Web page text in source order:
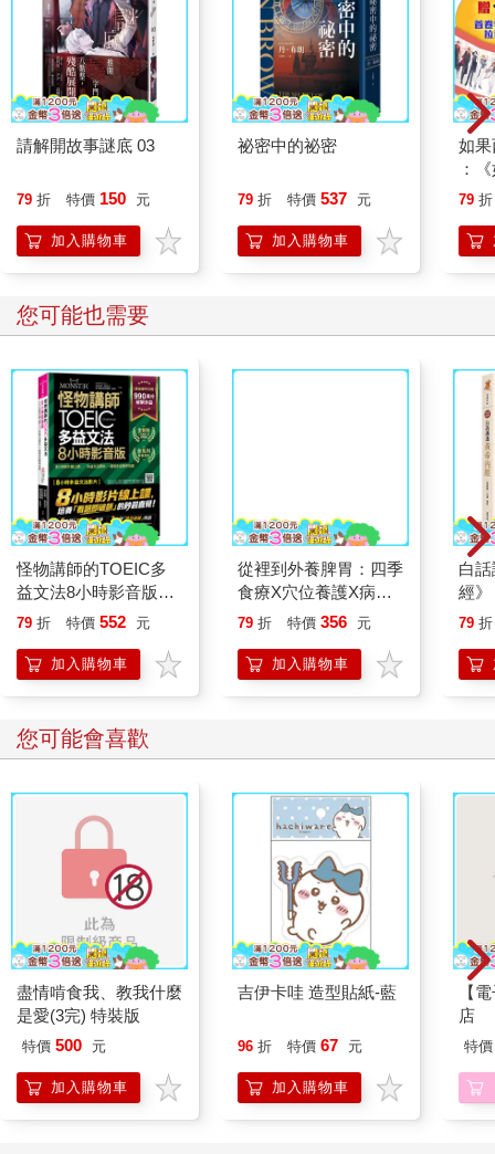
請解開故事謎底 03
79 折 特價 150 元
加入購物車
祕密中的祕密
79 折 特價 537 元
加入購物車
如
：
喵
79 折
您可能也需要
怪物講師的TOEIC多
益文法8小時影音版：
8小時影片線上課+多
應考攻略(附45堂文法
考點速學影片+100題
「Youtor App」內含
VRP虛擬點讀筆+防水
79 折 特價 552 元
加入購物車
從裡到外養脾胃：四季
食療X穴位養護X病症
調理，跟著老中醫學習
79 折 特價 356 元
加入購物車
白
經
慧
79 折
您可能會喜歡
盡情啃食我、教我什麼
是愛(3完) 特裝版
特價 500 元
加入購物車
吉伊卡哇 造型貼紙-藍
96 折 特價 67 元
加入購物車
【
店
特價